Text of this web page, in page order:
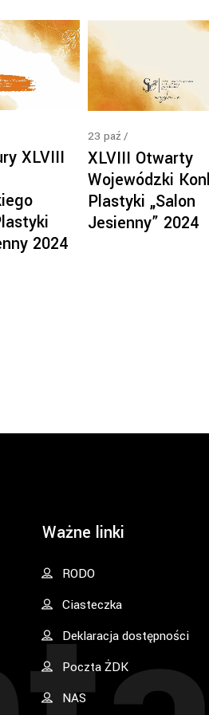
XLVIII
2024
23 paź
XLVIII Otwarty
Wojewódzki
Plastyki „Salon
Jesienny” 2024
Ważne linki
RODO
Ciasteczka
Deklaracja dostępności
Poczta ŻDK
NAS